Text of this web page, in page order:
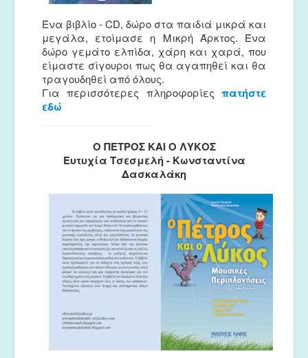
Ένα βιβλίο - CD, δώρο στα παιδιά μικρά και
μεγάλα, ετοίμασε η Μικρή Άρκτος. Ένα
δώρο γεμάτο ελπίδα, χάρη και χαρά, που
είμαστε σίγουροι πως θα αγαπηθεί και θα
τραγουδηθεί από όλους.
Για περισσότερες πληροφορίες πατήστε
εδώ
Ο ΠΕΤΡΟΣ ΚΑΙ Ο ΛΥΚΟΣ
Ευτυχία Τσεσμελή - Κωνσταντίνα
Δασκαλάκη